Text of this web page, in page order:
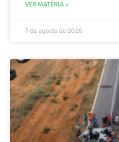
VER MATÉRIA »
7 de agosto de 2026